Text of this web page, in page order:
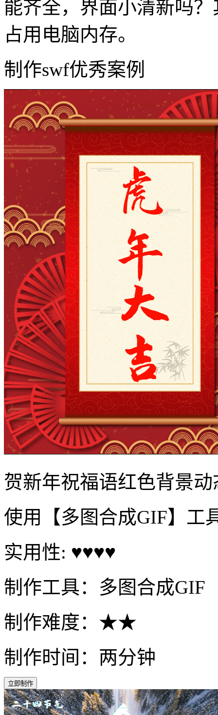
能齐全，界面小清新吗
占用电脑内存。
制作swf优秀案例
贺新年祝福语红色背景动
使用【多图合成GIF】工
实用性: ♥♥♥♥
制作工具：多图合成GIF
制作难度：★★
制作时间：两分钟
立即制作